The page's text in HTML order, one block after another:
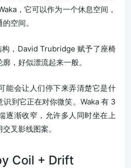
，它可以作为一个休息空间，
空间。
构，David Trubridge 赋予了座椅
，好似漂流起来一般。
能会让人们停下来弄清楚它是什
到它正在对你微笑。Waka 有 3
逐渐收窄，允许多人同时坐在上
叉影线图案。
Coil + Drift